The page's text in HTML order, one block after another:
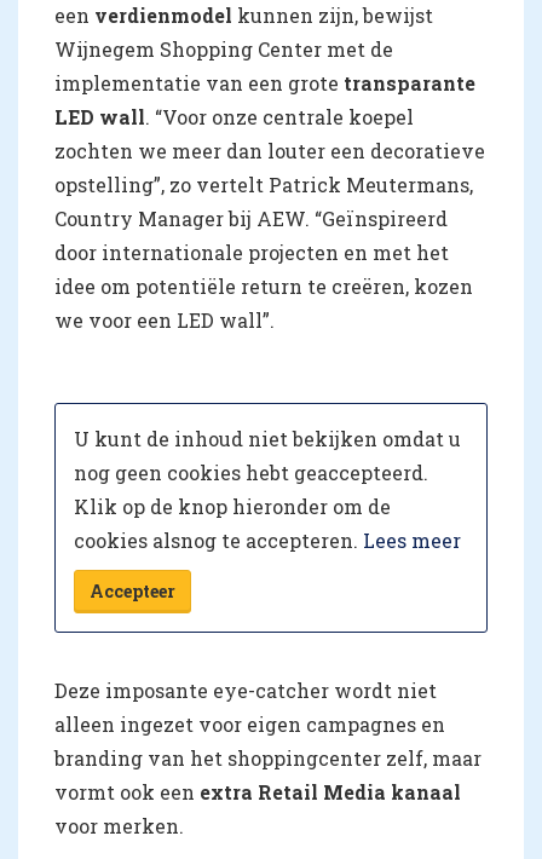
een verdienmodel kunnen zijn, bewijst
Wijnegem Shopping Center met de
implementatie van een grote transparante
LED wall. “Voor onze centrale koepel
zochten we meer dan louter een decoratieve
opstelling”, zo vertelt Patrick Meutermans,
Country Manager bij AEW. “Geïnspireerd
door internationale projecten en met het
idee om potentiële return te creëren, kozen
we voor een LED wall”.
U kunt de inhoud niet bekijken omdat u
nog geen cookies hebt geaccepteerd.
Klik op de knop hieronder om de
cookies alsnog te accepteren. Lees meer
Accepteer
Deze imposante eye-catcher wordt niet
alleen ingezet voor eigen campagnes en
branding van het shoppingcenter zelf, maar
vormt ook een extra Retail Media kanaal
voor merken.